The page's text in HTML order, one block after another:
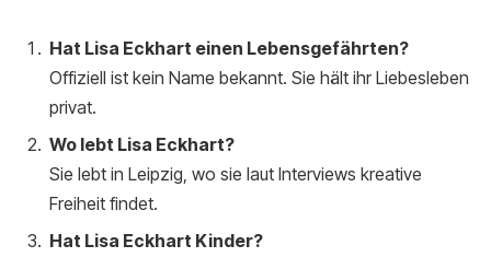
Hat Lisa Eckhart einen Lebensgefährten?
Offiziell ist kein Name bekannt. Sie hält ihr Liebesleben
privat.
Wo lebt Lisa Eckhart?
Sie lebt in Leipzig, wo sie laut Interviews kreative
Freiheit findet.
Hat Lisa Eckhart Kinder?